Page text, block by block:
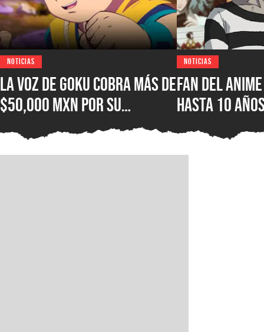
NOTICIAS
La voz de Goku cobra más de
$50,000 MXN por su
autógrafo y los fans
consideran que es un precio
NOTICIAS
Fan del
hasta 10
por hacer
de no poder